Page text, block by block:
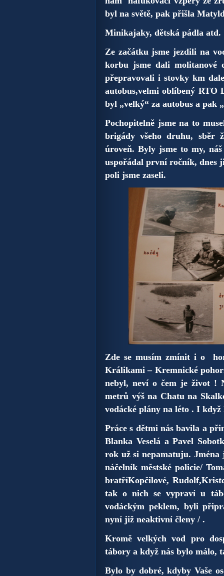
byl na světě, pak přišla
Minikajaky, dětská pádla atd.
Ze začátku jsme jezdili na
korbu jsme dali molitanové
přepravovali i stovky km
autobus,velmi oblíbený
byl „velký“ za autobus a pak
Pochopitelně jsme na to
brigády všeho druhu, sběr
úroveň. Byly jsme to my,
uspořádal první ročník, dnes
poli jsme zaseli.
Zde se musím zmínit i o
Králikami – Kremnické
nebyl, neví o čem je život !
metrů výš na Chatu na
vodácké plány na léto . I
Práce s dětmi nás bavila a
Blanka Veselá a Pavel
rok už si nepamatuju.
náčelník městské policie/
bratříKopčilové,
tak o nich se vypraví u
vodáckým peklem, byli
nyní již neaktivní členy / .
Kromě velkých vod pro
tábory a když nás bylo málo,
Bylo by dobré, kdyby Vaše